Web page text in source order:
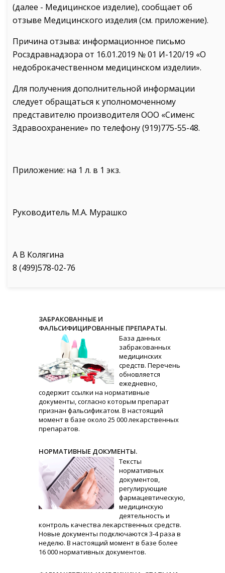
(далее - Медицинское изделие), сообщает об
отзыве Медицинского изделия (см. приложение).
Причина отзыва: информационное письмо
Росздравнадзора от 16.01.2019 № 01 И-120/19 «О
недоброкачественном медицинском изделии».
Для получения дополнительной информации
следует обращаться к уполномоченному
представителю производителя ООО «Сименс
Здравоохранение» по телефону (919)775-55-48.
Приложение: на 1 л. в 1 экз.
Руководитель М.А. Мурашко
А В Колягина
8 (499)578-02-76
ЗАБРАКОВАННЫЕ И
ФАЛЬСИФИЦИРОВАННЫЕ ПРЕПАРАТЫ.
База данных
забракованных
медицинских
средств. Перечень
обновляется
ежедневно,
содержит ссылки на нормативные
документы, согласно которым препарат
признан фальсификатом. В настоящий
момент в базе около 25 000 лекарственных
препаратов.
НОРМАТИВНЫЕ ДОКУМЕНТЫ.
Тексты
нормативных
документов,
регулирующие
фармацевтическую,
медицинскую
деятельность и
контроль качества лекарственных средств.
Новые документы подключаются 3-4 раза в
неделю. В настоящий момент в базе более
16 000 нормативных документов.